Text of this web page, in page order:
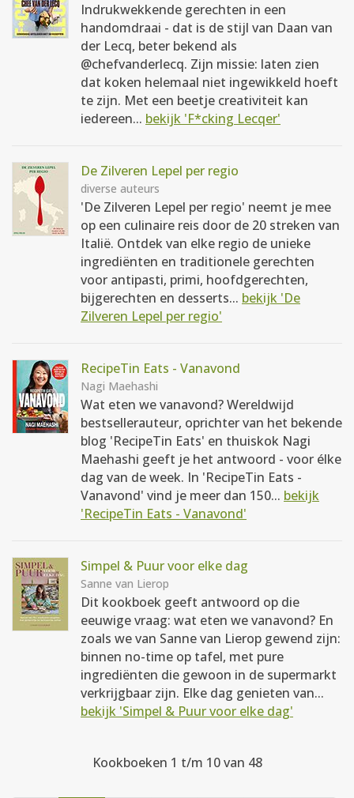
Indrukwekkende gerechten in een
handomdraai - dat is de stijl van Daan van
der Lecq, beter bekend als
@chefvanderlecq. Zijn missie: laten zien
dat koken helemaal niet ingewikkeld hoeft
te zijn. Met een beetje creativiteit kan
iedereen... bekijk 'F*cking Lecqer'
De Zilveren Lepel per regio
diverse auteurs
'De Zilveren Lepel per regio' neemt je mee
op een culinaire reis door de 20 streken van
Italië. Ontdek van elke regio de unieke
ingrediënten en traditionele gerechten
voor antipasti, primi, hoofdgerechten,
bijgerechten en desserts... bekijk 'De
Zilveren Lepel per regio'
RecipeTin Eats - Vanavond
Nagi Maehashi
Wat eten we vanavond? Wereldwijd
bestsellerauteur, oprichter van het bekende
blog 'RecipeTin Eats' en thuiskok Nagi
Maehashi geeft je het antwoord - voor élke
dag van de week. In 'RecipeTin Eats -
Vanavond' vind je meer dan 150... bekijk
'RecipeTin Eats - Vanavond'
Simpel & Puur voor elke dag
Sanne van Lierop
Dit kookboek geeft antwoord op die
eeuwige vraag: wat eten we vanavond? En
zoals we van Sanne van Lierop gewend zijn:
binnen no-time op tafel, met pure
ingrediënten die gewoon in de supermarkt
verkrijgbaar zijn. Elke dag genieten van...
bekijk 'Simpel & Puur voor elke dag'
Kookboeken 1 t/m 10 van 48